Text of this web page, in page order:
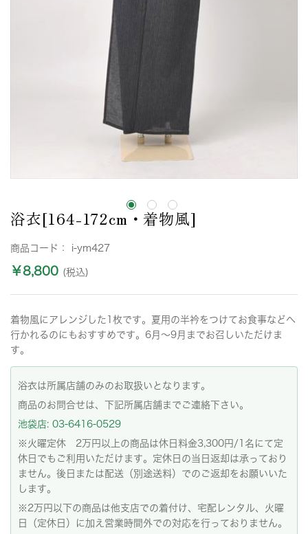
浴衣[164-172cm・着物風]
商品コード： i-ym427
￥8,800 (税込)
着物風にアレンジした1枚です。夏用の半衿をつけてお食事などへ
行かれるのにもおすすめです。6月～9月までお召しいただけま
す。
浴衣は所属店舗のみのお取扱いとなります。
商品のお問合せは、下記所属店舗までご連絡下さい。
池袋店: 03-6416-0529
※火曜定休 2万円以上の商品は休日料金3,300円/1名にて定
休日でもご利用いただけます。定休日の当日返却は承っており
ません。後日または配送（別途送料）でのご返却をお願いいた
します。
※2万円以下の商品は他支店での着付け、宅配レンタル、火曜
日（定休日）に加え営業時間外での対応を行っておりません。